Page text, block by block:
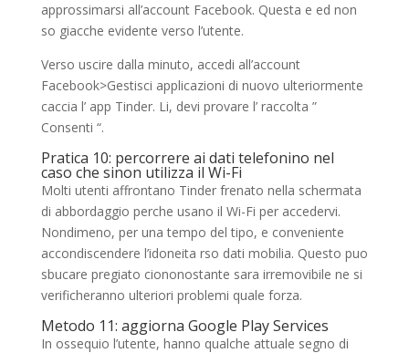
approssimarsi all’account Facebook. Questa e ed non
so giacche evidente verso l’utente.
Verso uscire dalla minuto, accedi all’account
Facebook>Gestisci applicazioni di nuovo ulteriormente
caccia l’ app Tinder. Li, devi provare l’ raccolta ”
Consenti “.
Pratica 10: percorrere ai dati telefonino nel
caso che sinon utilizza il Wi-Fi
Molti utenti affrontano Tinder frenato nella schermata
di abbordaggio perche usano il Wi-Fi per accedervi.
Nondimeno, per una tempo del tipo, e conveniente
accondiscendere l’idoneita rso dati mobilia. Questo puo
sbucare pregiato ciononostante sara irremovibile ne si
verificheranno ulteriori problemi quale forza.
Metodo 11: aggiorna Google Play Services
In ossequio l’utente, hanno qualche attuale segno di